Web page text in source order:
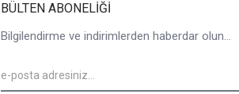
BÜLTEN ABONELIĞI
Bilgilendirme ve indirimlerden haberdar olun...